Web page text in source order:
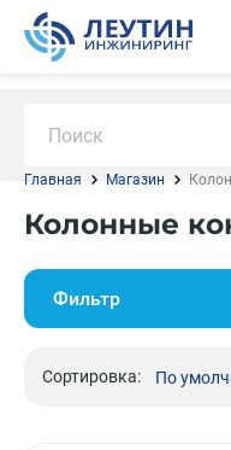
Главная Магазин
Колонные
Фильтр
Сортировка: